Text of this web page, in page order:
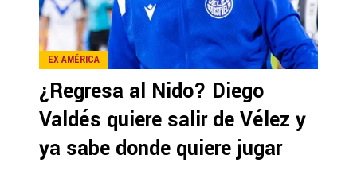
EX AMÉRICA
¿Regresa al Nido? Diego
Valdés quiere salir de Vélez y
ya sabe donde quiere jugar